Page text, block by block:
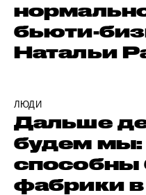
бьюти-
Натальи
ЛЮДИ
Дальше
будем мы:
способны
фабрики